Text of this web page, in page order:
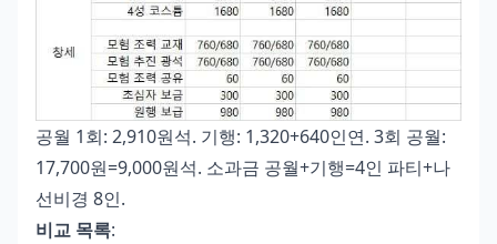
공월 1회: 2,910원석. 기행: 1,320+640인연. 3회 공월:
17,700원=9,000원석. 소과금 공월+기행=4인 파티+나
선비경 8인.
비교 목록: